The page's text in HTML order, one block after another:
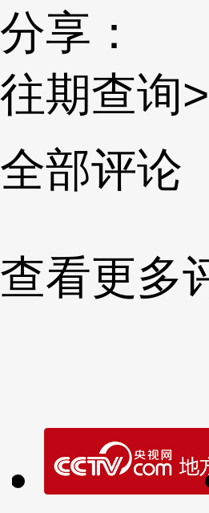
分享：
往期查询>
全部评论
查看更多